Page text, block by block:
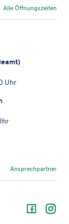
Alle Öffnungszeiten
Uhr
Ansprechpartner
Datenschutz.